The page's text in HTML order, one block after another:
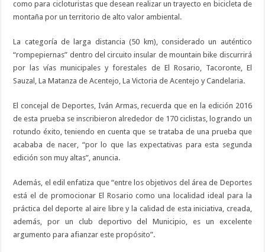
como para cicloturistas que desean realizar un trayecto en bicicleta de
montaña por un territorio de alto valor ambiental.
La categoría de larga distancia (50 km), considerado un auténtico
“rompepiernas” dentro del circuito insular de mountain bike discurrirá
por las vías municipales y forestales de El Rosario, Tacoronte, El
Sauzal, La Matanza de Acentejo, La Victoria de Acentejo y Candelaria.
El concejal de Deportes, Iván Armas, recuerda que en la edición 2016
de esta prueba se inscribieron alrededor de 170 ciclistas, logrando un
rotundo éxito, teniendo en cuenta que se trataba de una prueba que
acababa de nacer, “por lo que las expectativas para esta segunda
edición son muy altas”, anuncia.
Además, el edil enfatiza que “entre los objetivos del área de Deportes
está el de promocionar El Rosario como una localidad ideal para la
práctica del deporte al aire libre y la calidad de esta iniciativa, creada,
además, por un club deportivo del Municipio, es un excelente
argumento para afianzar este propósito”.